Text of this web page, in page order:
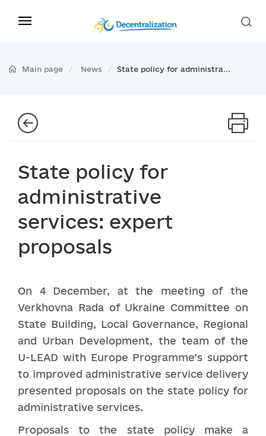
Main page News State policy for administra...
State policy for
administrative
services: expert
proposals
On 4 December, at the meeting of the
Verkhovna Rada of Ukraine Committee on
State Building, Local Governance, Regional
and Urban Development, the team of the
U-LEAD with Europe Programme’s support
to improved administrative service delivery
presented proposals on the state policy for
administrative services.
Proposals to the state policy make a